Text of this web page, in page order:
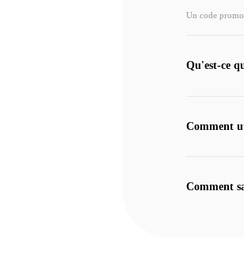
Un code
Qu'est-ce
Comment
Comment